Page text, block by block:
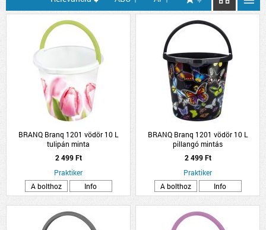
BRANQ Branq 1201 vödör 10 L
tulipán minta
2 499 Ft
Praktiker
A bolthoz
Info
BRANQ Branq 1201 vödör 10 L
pillangó mintás
2 499 Ft
Praktiker
A bolthoz
Info